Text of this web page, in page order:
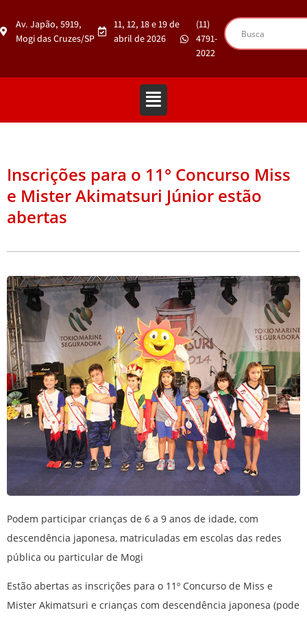
Av. Japão, 5919,
Mogi das Cruzes/SP
11, 12, 18 e 19 de
abril de 2026
(11)
4791-
2022
Inscrições para o 11° Concurso Miss
e Mister Akimatsuri Júnior estão
abertas
Podem participar crianças de 6 a 9 anos de idade, com
descendência japonesa, matriculadas em escolas das redes
pública ou particular de Mogi
Estão abertas as inscrições para o 11º Concurso de Miss e
Mister Akimatsuri e crianças com descendência japonesa (pode